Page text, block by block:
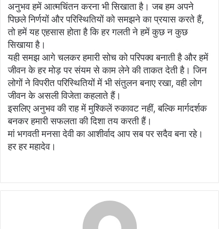
अनुभव हमें आत्मचिंतन करना भी सिखाता है। जब हम अपने
पिछले निर्णयों और परिस्थितियों को समझने का प्रयास करते हैं,
तो हमें यह एहसास होता है कि हर गलती ने हमें कुछ न कुछ
सिखाया है।
यही समझ आगे चलकर हमारी सोच को परिपक्व बनाती है और हमें
जीवन के हर मोड़ पर संयम से काम लेने की ताकत देती है। जिन
लोगों ने विपरीत परिस्थितियों में भी संतुलन बनाए रखा, वही लोग
जीवन के असली विजेता कहलाते हैं।
इसलिए अनुभव की राह में मुश्किलें रुकावट नहीं, बल्कि मार्गदर्शक
बनकर हमारी सफलता की दिशा तय करती हैं।
मां भगवती मनसा देवी का आशीर्वाद आप सब पर सदैव बना रहे।
हर हर महादेव।